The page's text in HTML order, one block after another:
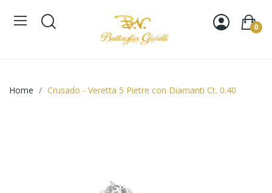
0
Home Crusado - Veretta 5 Pietre con Diamanti Ct. 0.40